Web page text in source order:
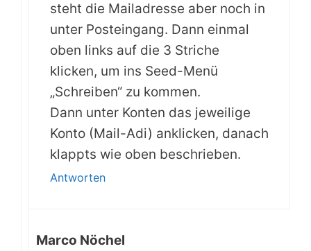
steht die Mailadresse aber noch in
unter Posteingang. Dann einmal
oben links auf die 3 Striche
klicken, um ins Seed-Menü
„Schreiben“ zu kommen.
Dann unter Konten das jeweilige
Konto (Mail-Adi) anklicken, danach
klappts wie oben beschrieben.
Antworten
Marco Nöchel